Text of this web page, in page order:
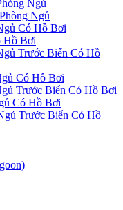
Ngủ
Ngủ
Có Hồ Bơi
Hồ Bơi
Trước Biển Có Hồ
Có Hồ Bơi
Trước Biển Có Hồ Bơi
Có Hồ Bơi
Trước Biển Có Hồ